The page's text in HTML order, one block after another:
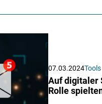
07.03.2024Tools
Auf digitaler
Rolle